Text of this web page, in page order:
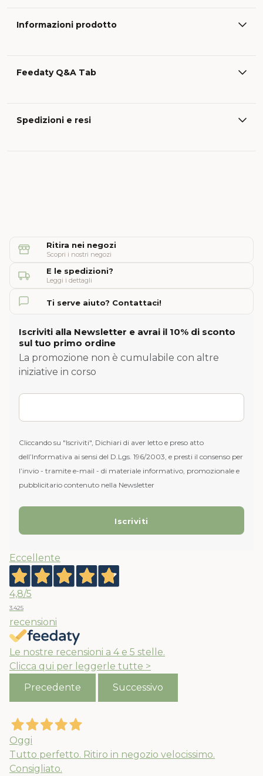
Informazioni prodotto
Feedaty Q&A Tab
Spedizioni e resi
Ritira nei negozi
Scopri i nostri negozi
E le spedizioni?
Leggi i dettagli
Ti serve aiuto? Contattaci!
Iscriviti alla Newsletter e avrai il 10% di sconto
sul tuo primo ordine
La promozione non è cumulabile con altre
iniziative in corso
Cliccando su "Iscriviti", Dichiari di aver letto e preso atto
dell’Informativa ai sensi del D.Lgs. 196/2003, e presti il consenso per
l’invio - tramite e-mail - di materiale informativo, promozionale e
pubblicitario contenuto nella Newsletter
Eccellente
4,8/5
3.425
recensioni
Le nostre recensioni a 4 e 5 stelle.
Clicca qui per leggerle tutte >
Precedente
Successivo
Oggi
Tutto perfetto. Ritiro in negozio velocissimo.
Consigliato.